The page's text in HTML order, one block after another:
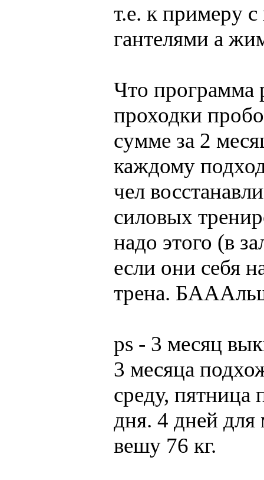
т.е. к примеру
гантелями а
Что программа
проходки
сумме за 2
каждому
чел
силовых
надо этого (в
если они себя
трена.
ps - 3 месяц
3 месяца
среду, пятница
дня. 4 дней для
вешу 76 кг.